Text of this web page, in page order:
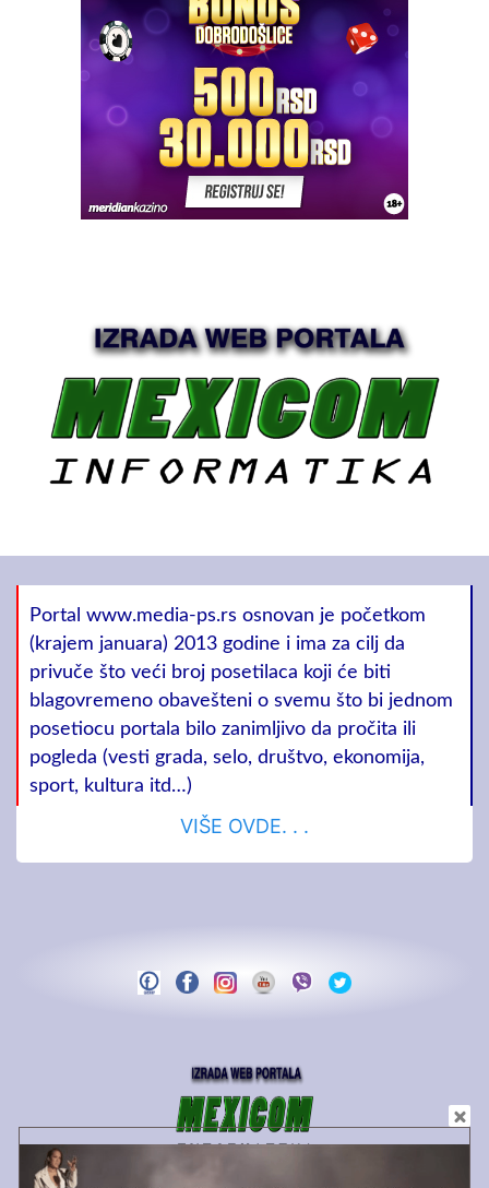
Portal www.media-ps.rs osnovan je početkom
(krajem januara) 2013 godine i ima za cilj da
privuče što veći broj posetilaca koji će biti
blagovremeno obavešteni o svemu što bi jednom
posetiocu portala bilo zanimljivo da pročita ili
pogleda (vesti grada, selo, društvo, ekonomija,
sport, kultura itd…)
VIŠE OVDE. . .